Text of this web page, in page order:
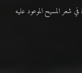
الموعود عليه السلام ..«3» نظرة في شعر المسيح الموعود عليه